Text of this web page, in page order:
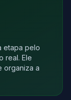
etapa pelo
real. Ele
organiza a